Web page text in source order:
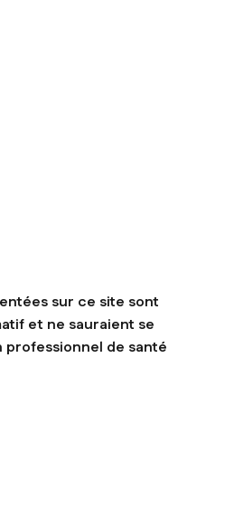
sur ce site sont
et ne sauraient se
professionnel de santé